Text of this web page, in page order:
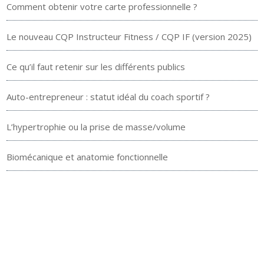
Comment obtenir votre carte professionnelle ?
Le nouveau CQP Instructeur Fitness / CQP IF (version 2025)
Ce qu’il faut retenir sur les différents publics
Auto-entrepreneur : statut idéal du coach sportif ?
L’hypertrophie ou la prise de masse/volume
Biomécanique et anatomie fonctionnelle